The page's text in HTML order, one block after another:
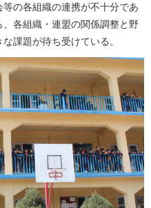
の各組織の連携が不十分であ
各組織・連盟の関係調整と野
課題が待ち受けている。